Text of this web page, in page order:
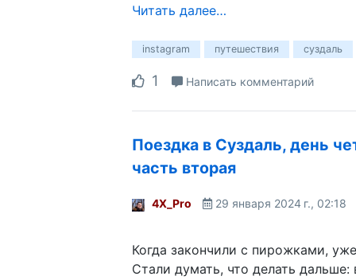
Читать далее…
instagram путешествия суздаль
1 Написать комментарий
Поездка в Суздаль, день
часть вторая
4X_Pro 29 января 2024 г., 02:18
Когда закончили с пирожками,
Стали думать, что делать дальше: